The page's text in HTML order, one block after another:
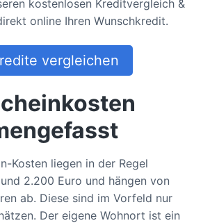
kostenlosen Kreditvergleich &
online Ihren Wunschkredit.
vergleichen
Kosten liegen in der Regel
2.200 Euro und hängen von
ab. Diese sind im Vorfeld nur
Der eigene Wohnort ist ein